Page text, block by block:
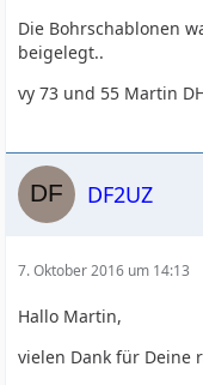
Die Bohrschablonen
beigelegt..
vy 73 und 55 Martin
DF2UZ
7. Oktober 2016 um 14:13
Hallo Martin,
vielen Dank für Deine